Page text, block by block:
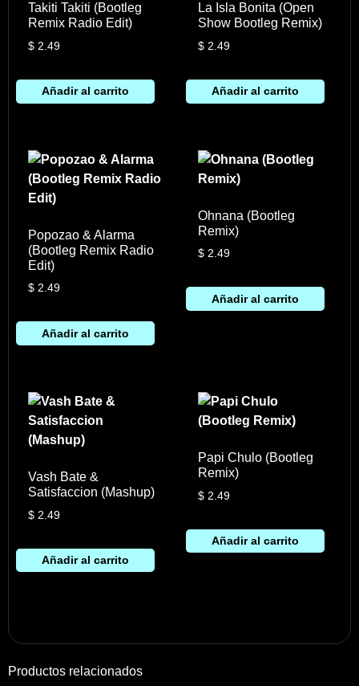
Takiti Takiti (Bootleg
Remix Radio Edit)
$2.49
Añadir al carrito
La Isla Bonita (Open
Show Bootleg Remix)
$ 2.49
Añadir al carrito
Popozao & Alarma
(Bootleg Remix Radio
Edit)
$2.49
Añadir al carrito
Ohnana (Bootleg
Remix)
$ 2.49
Añadir al carrito
Vash Bate &
Satisfaccion (Mashup)
$2.49
Añadir al carrito
Papi Chulo (Bootleg
Remix)
$ 2.49
Añadir al carrito
Productos relacionados